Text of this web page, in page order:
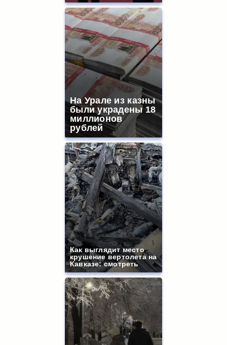
На Урале из казны
были украдены 18
миллионов
рублей
Как выглядит место
крушение вертолета на
Кавказе: смотреть